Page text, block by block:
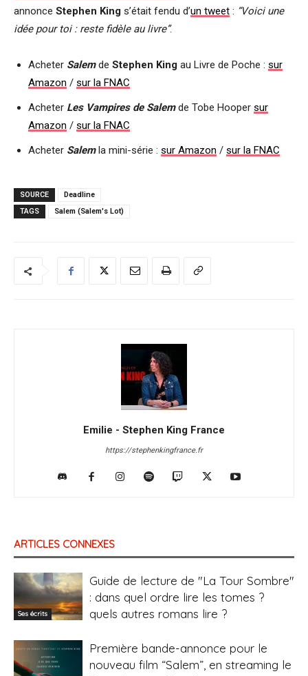
annonce Stephen King s’était fendu d’un tweet : “Voici une
idée pour toi : reste fidèle au livre”.
Acheter Salemde Stephen King au Livre de Poche : sur
Amazon / sur la FNAC
Acheter Les Vampires de Salemde Tobe Hooper sur
Amazon / sur la FNAC
Acheter Salemla mini-série : sur Amazon / sur la FNAC
SOURCE
Deadline
TAGS
Salem (Salem's Lot)
Emilie - Stephen King France
https://stephenkingfrance.fr
ARTICLES CONNEXES
Ses écrits
Guide de lecture de "La Tour Sombre"
: dans quel ordre lire les tomes ?
quels autres romans lire ?
Première bande-annonce pour le
nouveau film “Salem”, en streaming le